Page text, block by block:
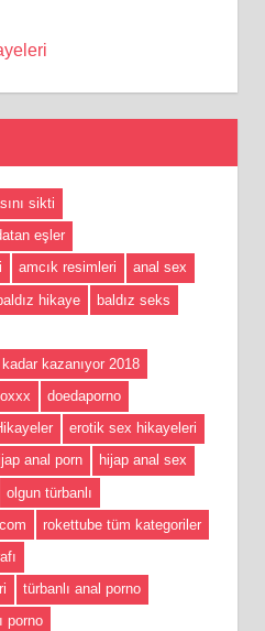
sikti
eşler
amcık resimleri
anal sex
hikaye
baldız seks
kazanıyor 2018
doedaporno
erotik sex hikayeleri
anal porn
hijap anal sex
olgun türbanlı
rokettube tüm kategoriler
türbanlı anal porno
porno